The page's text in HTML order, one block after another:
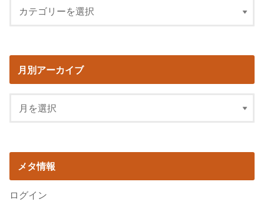
月別アーカイブ
メタ情報
ログイン